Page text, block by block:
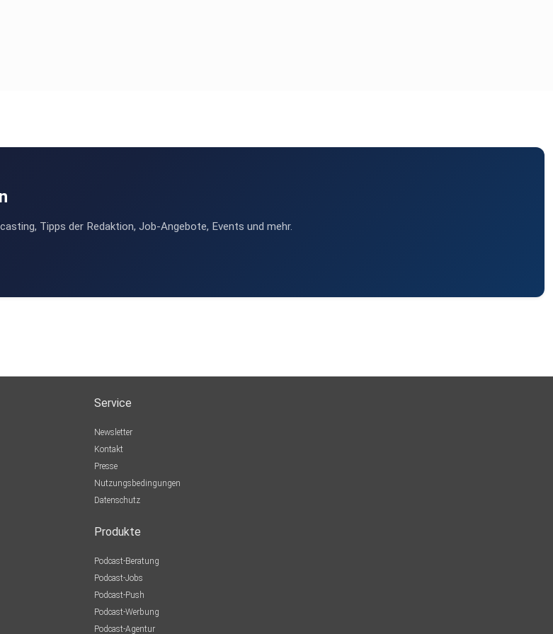
Tipps der Redaktion, Job-Angebote, Events und mehr.
Service
Newsletter
Kontakt
Presse
Nutzungsbedingungen
Datenschutz
Produkte
Podcast-Beratung
Podcast-Jobs
Podcast-Push
Podcast-Werbung
Podcast-Agentur